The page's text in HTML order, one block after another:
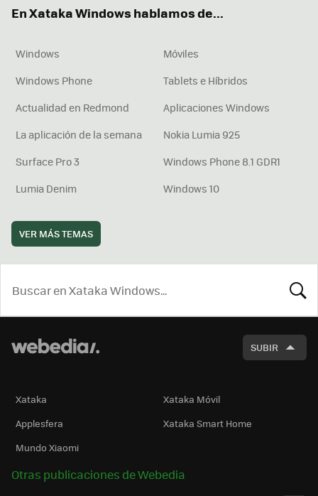
En Xataka Windows hablamos de...
Windows
Móviles
Windows Phone
Tablets e Híbridos
Actualidad en Redmond
Aplicaciones Windows
La aplicación de la semana
Nokia Lumia 925
Surface Pro 3
Windows Phone 8.1 GDR1
Lumia Denim
Windows 10
VER MÁS TEMAS
SUBIR
Xataka
Xataka Móvil
Applesfera
Xataka Smart Home
Mundo Xiaomi
Otras publicaciones de Webedia